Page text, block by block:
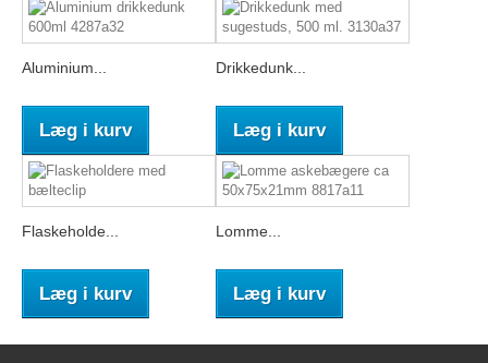
Aluminium...
Læg i kurv
Drikkedunk...
Læg i kurv
Flaskeholde...
Læg i kurv
Lomme...
Læg i kurv